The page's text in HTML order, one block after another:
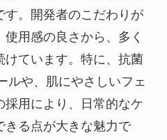
す。開発者のこだわりが
用感の良さから、多く
けています。特に、抗菌
ルや、肌にやさしいフェ
採用により、日常的なケ
きる点が大きな魅力で